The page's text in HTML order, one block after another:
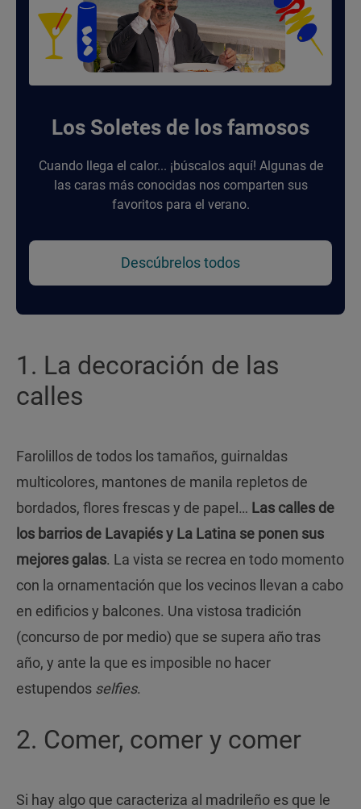
Los Soletes de los famosos
Cuando llega el calor... ¡búscalos aquí! Algunas de
las caras más conocidas nos comparten sus
favoritos para el verano.
Descúbrelos todos
1. La decoración de las
calles
Farolillos de todos los tamaños, guirnaldas
multicolores, mantones de manila repletos de
bordados, flores frescas y de papel… Las calles de
los barrios de Lavapiés y La Latina se ponen sus
mejores galas. La vista se recrea en todo momento
con la ornamentación que los vecinos llevan a cabo
en edificios y balcones. Una vistosa tradición
(concurso de por medio) que se supera año tras
año, y ante la que es imposible no hacer
estupendos selfies.
2. Comer, comer y comer
Si hay algo que caracteriza al madrileño es que le